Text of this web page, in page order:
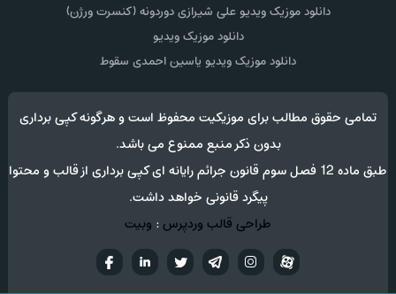
دانلود موزیک ویدیو علی شیرازی دوردونه (کنسرت ورژن)
دانلود موزیک ویدیو
دانلود موزیک ویدیو یاسین احمدی سقوط
تمامی حقوق مطالب برای موزیکیت محفوظ است و هرگونه کپی برداری
بدون ذکر منبع ممنوع می باشد.
طبق ماده 12 فصل سوم قانون جرائم رایانه ای کپی برداری از قالب و محتوا
پیگرد قانونی خواهد داشت.
طراحی قالب وردپرس: وبیت
تويترتلگراماینستاگرام آپارات